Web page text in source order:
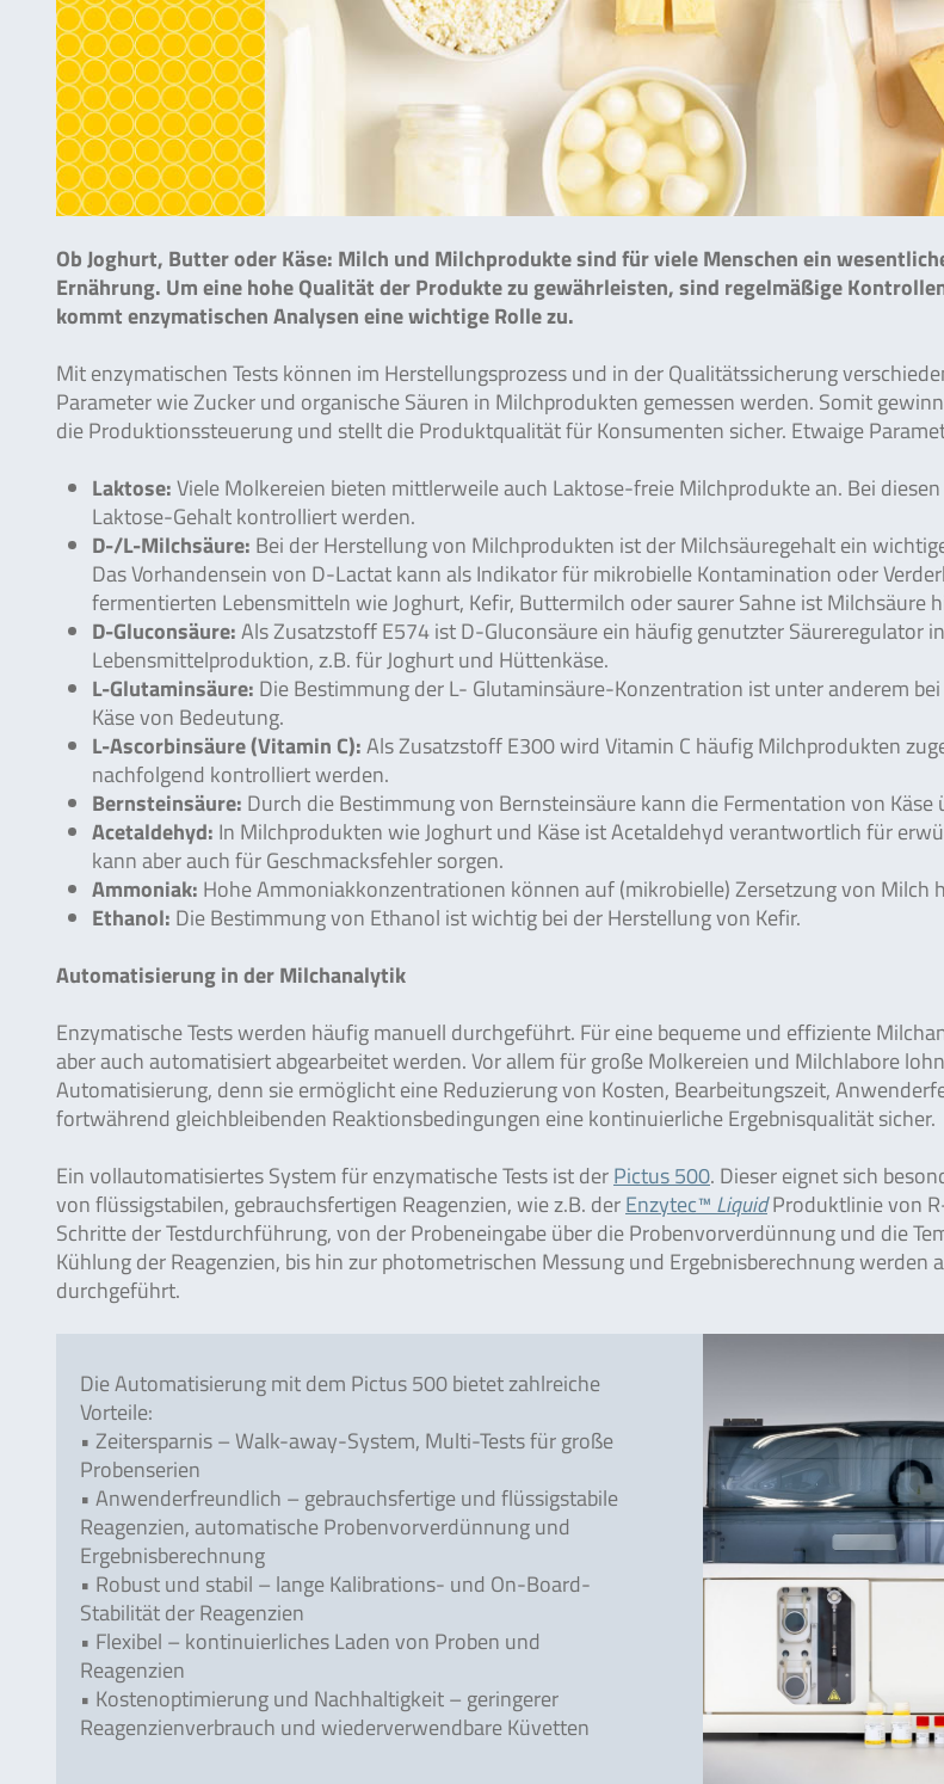
Ob Joghurt, Butter oder Käse: Milch und Milchprodukte sind für viele Menschen ein
Ernährung. Um eine hohe Qualität der Produkte zu gewährleisten, sind regelmäßige
kommt enzymatischen Analysen eine wichtige Rolle zu.
Mit enzymatischen Tests können im Herstellungsprozess und in der Qualitätssicherung
Parameter wie Zucker und organische Säuren in Milchprodukten gemessen werden. Somit
die Produktionssteuerung und stellt die Produktqualität für Konsumenten sicher. Etwaige
Laktose:Viele Molkereien bieten mittlerweile auch Laktose-freie Milchprodukte an. Bei
Laktose-Gehalt kontrolliert werden.
D-/L-Milchsäure: Bei der Herstellung von Milchprodukten ist der Milchsäuregehalt ein
Das Vorhandensein von D-Lactat kann als Indikator für mikrobielle Kontamination oder
fermentierten Lebensmitteln wie Joghurt, Kefir, Buttermilch oder saurer Sahne ist Milchsäure
D-Gluconsäure:Als Zusatzstoff E574 ist D-Gluconsäure ein häufig genutzter Säureregulator
Lebensmittelproduktion, z.B. für Joghurt und Hüttenkäse.
L-Glutaminsäure: Die Bestimmung der L- Glutaminsäure-Konzentration ist unter anderem
Käse von Bedeutung.
L-Ascorbinsäure (Vitamin C):Als Zusatzstoff E300 wird Vitamin C häufig Milchprodukten
nachfolgend kontrolliert werden.
Bernsteinsäure: Durch die Bestimmung von Bernsteinsäure kann die Fermentation von
Acetaldehyd: In Milchprodukten wie Joghurt und Käse ist Acetaldehyd verantwortlich für
kann aber auch für Geschmacksfehler sorgen.
Ammoniak: Hohe Ammoniakkonzentrationen können auf (mikrobielle) Zersetzung von Milch
Ethanol: Die Bestimmung von Ethanol ist wichtig bei der Herstellung von Kefir.
Automatisierung in der Milchanalytik
Enzymatische Tests werden häufig manuell durchgeführt. Für eine bequeme und effiziente
aber auch automatisiert abgearbeitet werden. Vor allem für große Molkereien und Milchlabore
Automatisierung, denn sie ermöglicht eine Reduzierung von Kosten, Bearbeitungszeit,
fortwährend gleichbleibenden Reaktionsbedingungen eine kontinuierliche Ergebnisqualität sicher.
Ein vollautomatisiertes System für enzymatische Tests ist derPictus 500. Dieser eignet sich
von flüssigstabilen, gebrauchsfertigen Reagenzien, wie z.B. derEnzytec™ LiquidProduktlinie von
Schritte der Testdurchführung, von der Probeneingabe über die Probenvorverdünnung und die
Kühlung der Reagenzien, bis hin zur photometrischen Messung und Ergebnisberechnung werden
durchgeführt.
Die Automatisierung mit dem Pictus 500 bietet zahlreiche
Vorteile:
• Zeitersparnis – Walk-away-System, Multi-Tests für große
Probenserien
• Anwenderfreundlich – gebrauchsfertige und flüssigstabile
Reagenzien, automatische Probenvorverdünnung und
Ergebnisberechnung
• Robust und stabil – lange Kalibrations- und On-Board-
Stabilität der Reagenzien
• Flexibel – kontinuierliches Laden von Proben und
Reagenzien
• Kostenoptimierung und Nachhaltigkeit – geringerer
Reagenzienverbrauch und wiederverwendbare Küvetten